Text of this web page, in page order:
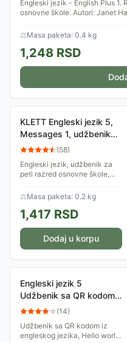
Engleski jezik - English Plus 1.
osnovne škole. Autori: Janet
⚖Masa paketa: 0.4 kg
1,248 RSD
KLETT Engleski jezik 5,
Messages 1, udžbenik
za peti razred
(58)
Engleski jezik, udžbenik za
peti razred osnovne škole,
⚖Masa paketa: 0.2 kg
1,417 RSD
Dodaj u korpu
Engleski jezik 5
Udžbenik sa QR kodom
Hello world za peti
Klett
(14)
Udžbenik sa QR kodom iz
engleskog jezika, Hello world,